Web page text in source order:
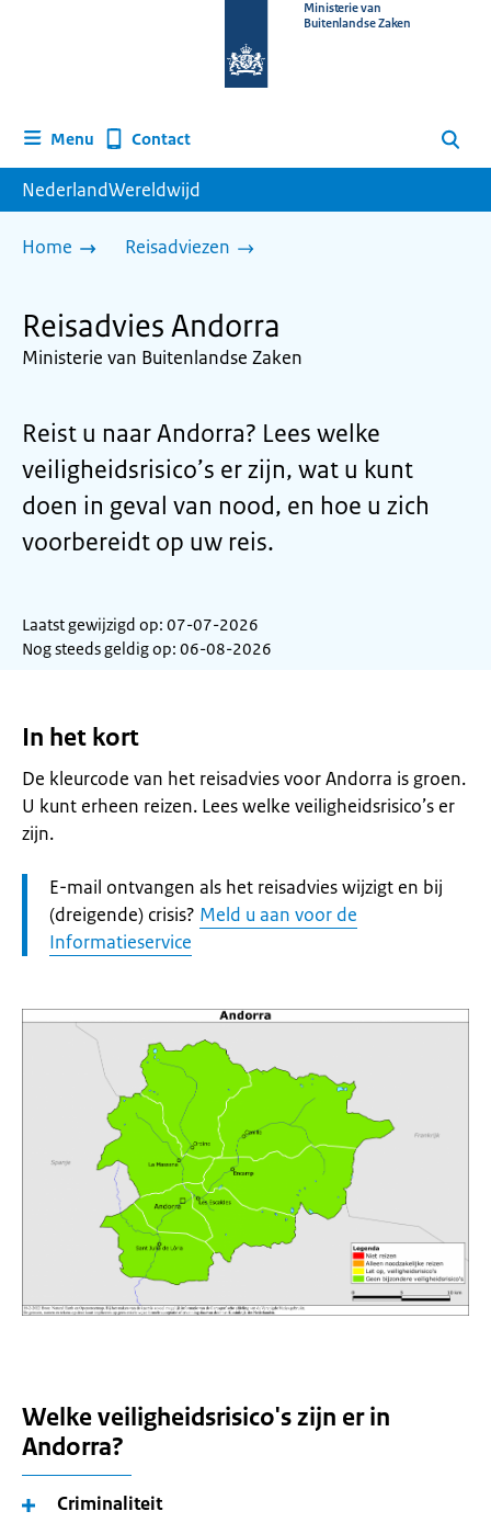
homepage
Ministerie van
Buitenlandse Zaken
Menu Contact Zoeken
NederlandWereldwijd
Home Reisadviezen
Reisadvies Andorra
Ministerie van Buitenlandse Zaken
Reist u naar Andorra? Lees welke
veiligheidsrisico’s er zijn, wat u kunt
doen in geval van nood, en hoe u zich
voorbereidt op uw reis.
Laatst gewijzigd op: 07-07-2026
Nog steeds geldig op: 06-08-2026
In het kort
De kleurcode van het reisadvies voor Andorra is groen.
U kunt erheen reizen. Lees welke veiligheidsrisico’s er
zijn.
Let
op:
E-mail ontvangen als het reisadvies wijzigt en bij
(dreigende) crisis? Meld u aan voor de
Informatieservice
Welke veiligheidsrisico's zijn er in
Andorra?
Criminaliteit